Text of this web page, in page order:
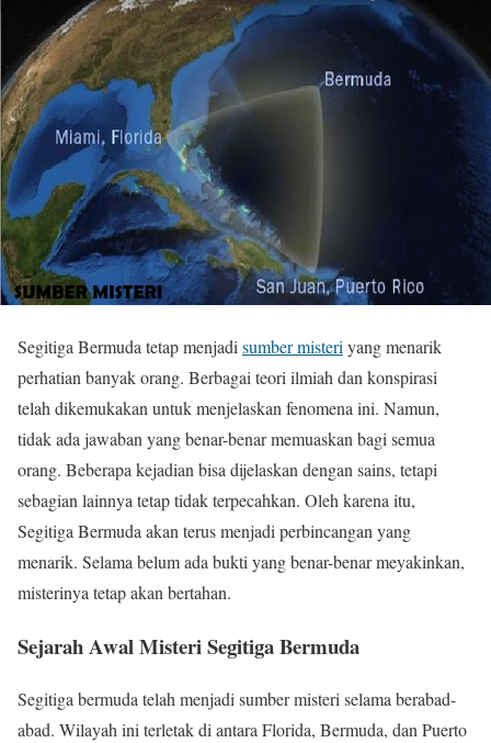
Segitiga Bermuda tetap menjadi sumber misteri yang menarik
perhatian banyak orang. Berbagai teori ilmiah dan konspirasi
telah dikemukakan untuk menjelaskan fenomena ini. Namun,
tidak ada jawaban yang benar-benar memuaskan bagi semua
orang. Beberapa kejadian bisa dijelaskan dengan sains, tetapi
sebagian lainnya tetap tidak terpecahkan. Oleh karena itu,
Segitiga Bermuda akan terus menjadi perbincangan yang
menarik. Selama belum ada bukti yang benar-benar meyakinkan,
misterinya tetap akan bertahan.
Sejarah Awal Misteri Segitiga Bermuda
Segitiga bermuda telah menjadi sumber misteri selama berabad-
abad. Wilayah ini terletak di antara Florida, Bermuda, dan Puerto